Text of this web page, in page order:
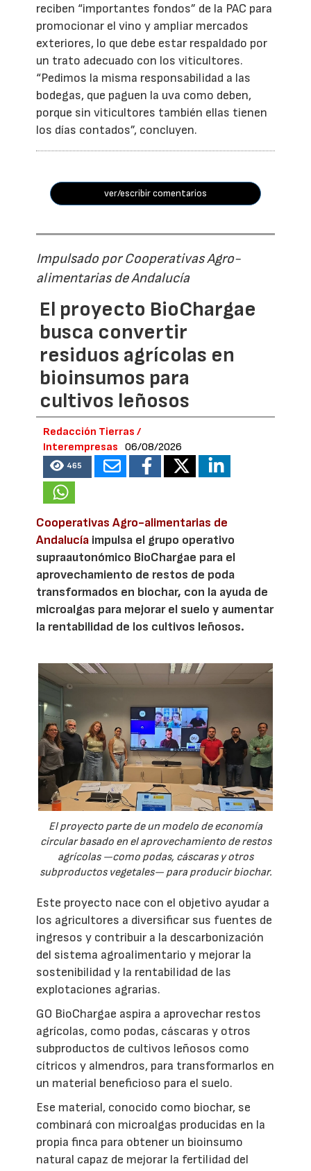
reciben “importantes fondos” de la PAC para
promocionar el vino y ampliar mercados
exteriores, lo que debe estar respaldado por
un trato adecuado con los viticultores.
“Pedimos la misma responsabilidad a las
bodegas, que paguen la uva como deben,
porque sin viticultores también ellas tienen
los días contados”, concluyen.
ver/escribir comentarios
Impulsado por Cooperativas Agro-
alimentarias de Andalucía
El proyecto BioChargae
busca convertir
residuos agrícolas en
bioinsumos para
cultivos leñosos
Redacción Tierras /
Interempresas
06/08/2026
465
Cooperativas Agro-alimentarias de
Andalucía impulsa el grupo operativo
supraautonómico BioChargae para el
aprovechamiento de restos de poda
transformados en biochar, con la ayuda de
microalgas para mejorar el suelo y aumentar
la rentabilidad de los cultivos leñosos.
El proyecto parte de un modelo de economía
circular basado en el aprovechamiento de restos
agrícolas —como podas, cáscaras y otros
subproductos vegetales— para producir biochar.
Este proyecto nace con el objetivo ayudar a
los agricultores a diversificar sus fuentes de
ingresos y contribuir a la descarbonización
del sistema agroalimentario y mejorar la
sostenibilidad y la rentabilidad de las
explotaciones agrarias.
GO BioChargae aspira a aprovechar restos
agrícolas, como podas, cáscaras y otros
subproductos de cultivos leñosos como
cítricos y almendros, para transformarlos en
un material beneficioso para el suelo.
Ese material, conocido como biochar, se
combinará con microalgas producidas en la
propia finca para obtener un bioinsumo
natural capaz de mejorar la fertilidad del